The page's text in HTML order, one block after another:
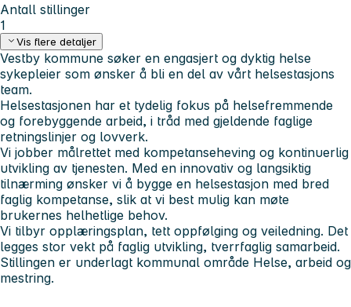
Antall stillinger
1
Vis flere detaljer
Vestby kommune søker en engasjert og dyktig helse
sykepleier som ønsker å bli en del av vårt helsestasjons
team.
Helsestasjonen har et tydelig fokus på helsefremmende
og forebyggende arbeid, i tråd med gjeldende faglige
retningslinjer og lovverk.
Vi jobber målrettet med kompetanseheving og kontinuerlig
utvikling av tjenesten. Med en innovativ og langsiktig
tilnærming ønsker vi å bygge en helsestasjon med bred
faglig kompetanse, slik at vi best mulig kan møte
brukernes helhetlige behov.
Vi tilbyr opplæringsplan, tett oppfølging og veiledning. Det
legges stor vekt på faglig utvikling, tverrfaglig samarbeid.
Stillingen er underlagt kommunal område Helse, arbeid og
mestring.